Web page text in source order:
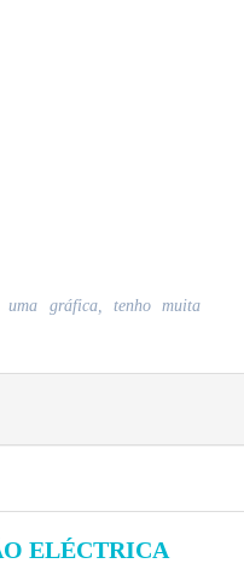
gráfica, tenho muita
ELÉCTRICA